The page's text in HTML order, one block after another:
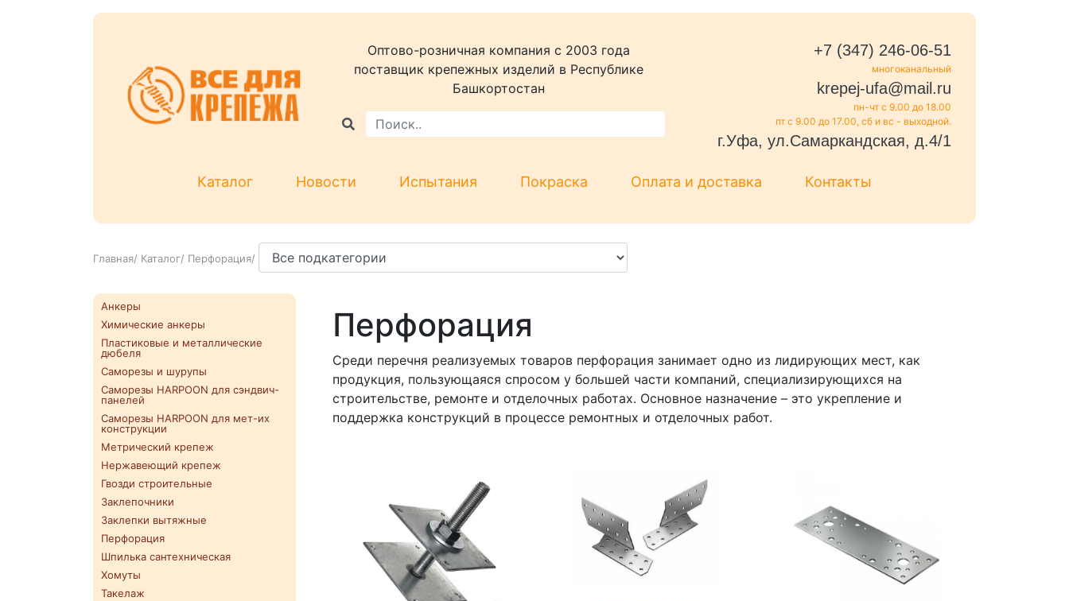
Оптово-розничная компания c 2003 года
поставщик крепежных изделий в Республике
Башкортостан
+7 (347) 246-06-51
многоканальный
krepej-ufa@mail.ru
пн-чт с 9.00 до 18.00
пт с 9.00 до 17.00, сб и вс - выходной.
г.Уфа, ул.Самаркандская, д.4/1
Каталог Новости Испытания Покраска Оплата и доставка Контакты
Главная/ Каталог/ Перфорация/
Анкеры
Химические анкеры
Пластиковые и металлические
дюбеля
Саморезы и шурупы
Саморезы HARPOON для сэндвич-
панелей
Саморезы HARPOON для мет-их
конструкции
Метрический крепеж
Нержавеющий крепеж
Гвозди строительные
Заклепочники
Заклепки вытяжные
Перфорация
Шпилька сантехническая
Хомуты
Такелаж
Перфорация
Среди перечня реализуемых товаров перфорация занимает одно из лидирующих мест, как
продукция, пользующаяся спросом у большей части компаний, специализирующихся на
строительстве, ремонте и отделочных работах. Основное назначение – это укрепление и
поддержка конструкций в процессе ремонтных и отделочных работ.